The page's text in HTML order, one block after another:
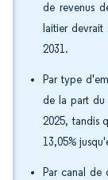
de revenus
laitier
2031.
Par type
de la part du
2025, tandis
13,05%
Par canal de